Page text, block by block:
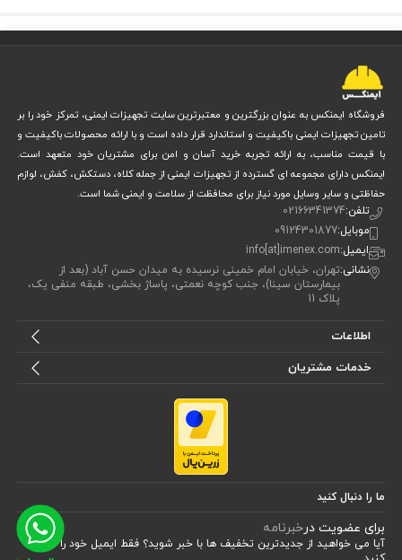
فروشگاه ایمنکس به عنوان بزرگترین و معتبرترین سایت تجهیزات ایمنی، تمرکز خود را بر
تامین تجهیزات ایمنی باکیفیت و استاندارد قرار داده است و با ارائه محصولات باکیفیت و
با قیمت مناسب، به ارائه تجربه خرید آسان و امن برای مشتریان خود متعهد است.
ایمنکس دارای مجموعه ای گسترده از تجهیزات ایمنی از جمله کلاه، دستکش، کفش، لوازم
حفاظتی و سایر وسایل مورد نیاز برای محافظت از سلامت و ایمنی شما است.
تلفن:02166341374
موبایل:09124301877
ایمیل:info[at]imenex.com
نشانی:تهران، خیابان امام خمینی نرسیده به میدان حسن آباد (بعد از
بیمارستان سینا)، جنب کوچه نعمتی، پاساژ بخشی، طبقه منفی یک،
پلاک 11
اطلاعات
خدمات مشتریان
ما را دنبال کنید
برای عضویت درخبرنامه
آیا می خواهید از جدید‌ترین تخفیف‌ ها با‌ خبر شوید؟ فقط ایمیل خود را ثبت